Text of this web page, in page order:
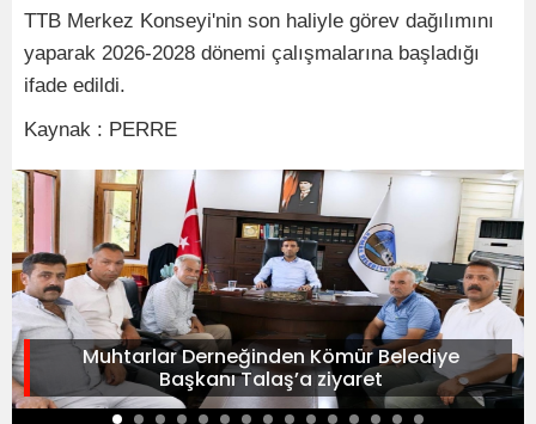
TTB Merkez Konseyi'nin son haliyle görev dağılımını
yaparak 2026-2028 dönemi çalışmalarına başladığı
ifade edildi.
Kaynak : PERRE
Muhtarlar Derneğinden Kömür Belediye
Başkanı Talaş’a ziyaret